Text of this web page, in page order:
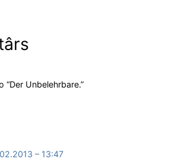
“Der Unbelehrbare.”
– 13:47